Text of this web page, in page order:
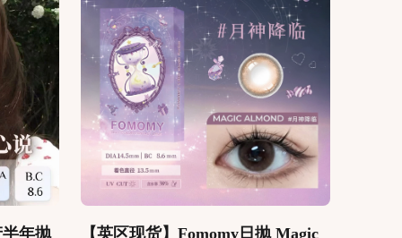
年抛 【英区现货】Fomomy日抛 Magic